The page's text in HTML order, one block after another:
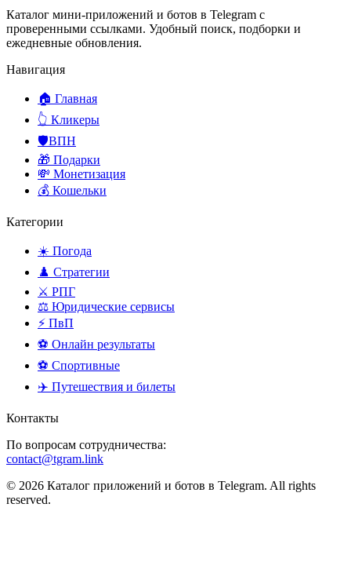
Каталог мини-приложений и ботов в Telegram с
проверенными ссылками. Удобный поиск, подборки и
ежедневные обновления.
Навигация
🏠 Главная
👆 Кликеры
🛡️ВПН
🎁 Подарки
💸 Монетизация
💰 Кошельки
Категории
☀️ Погода
♟️ Стратегии
⚔️ РПГ
⚖️ Юридические сервисы
⚡ ПвП
⚽ Онлайн результаты
⚽ Спортивные
✈️ Путешествия и билеты
Контакты
По вопросам сотрудничества:
contact@tgram.link
© 2026 Каталог приложений и ботов в Telegram. All rights
reserved.